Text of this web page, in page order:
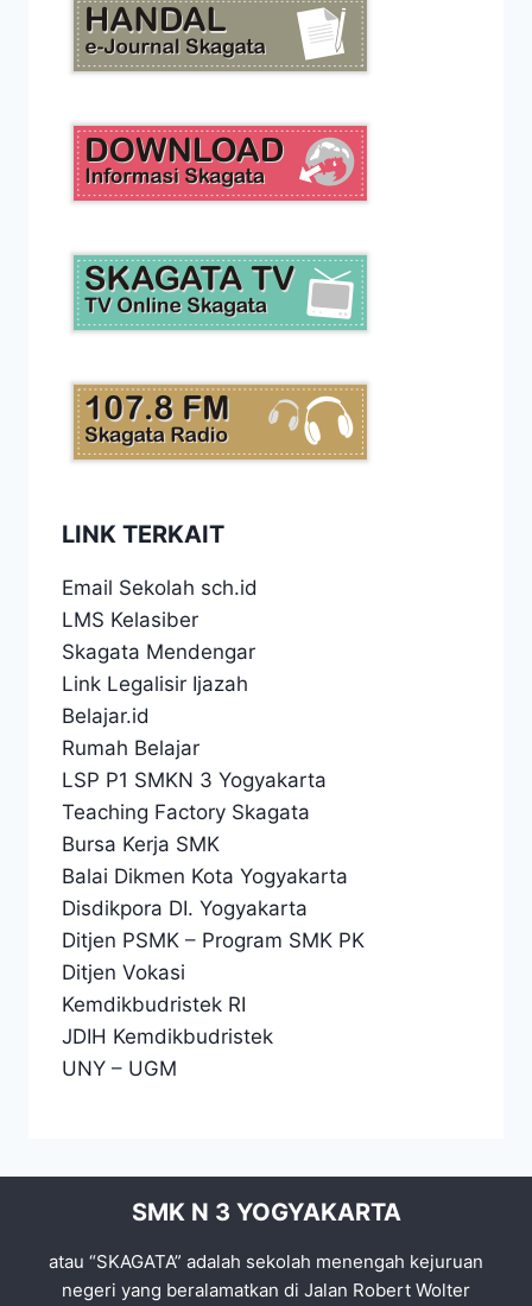
LINK TERKAIT
Email Sekolah sch.id
LMS Kelasiber
Skagata Mendengar
Link Legalisir Ijazah
Belajar.id
Rumah Belajar
LSP P1 SMKN 3 Yogyakarta
Teaching Factory Skagata
Bursa Kerja SMK
Balai Dikmen Kota Yogyakarta
Disdikpora DI. Yogyakarta
Ditjen PSMK – Program SMK PK
Ditjen Vokasi
Kemdikbudristek RI
JDIH Kemdikbudristek
UNY – UGM
SMK N 3 YOGYAKARTA
atau “SKAGATA” adalah sekolah menengah kejuruan
negeri yang beralamatkan di Jalan Robert Wolter